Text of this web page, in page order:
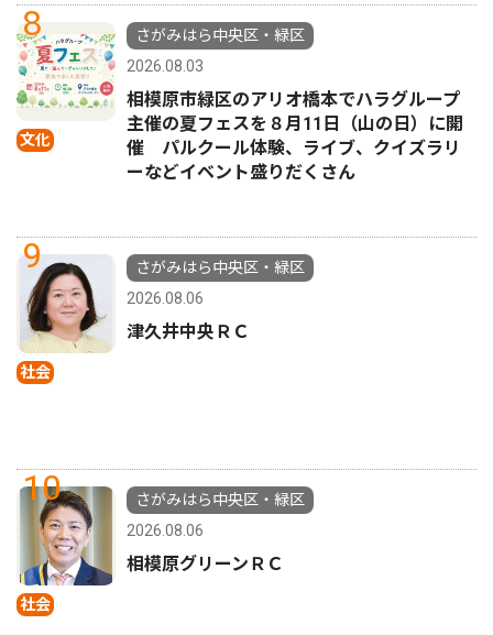
8
文化
さがみはら中央区・緑区
2026.08.03
相模原市緑区のアリオ橋本でハラグループ
主催の夏フェスを８月11日（山の日）に開
催 パルクール体験、ライブ、クイズラリ
ーなどイベント盛りだくさん
9
社会
さがみはら中央区・緑区
2026.08.06
津久井中央ＲＣ
10
社会
さがみはら中央区・緑区
2026.08.06
相模原グリーンＲＣ